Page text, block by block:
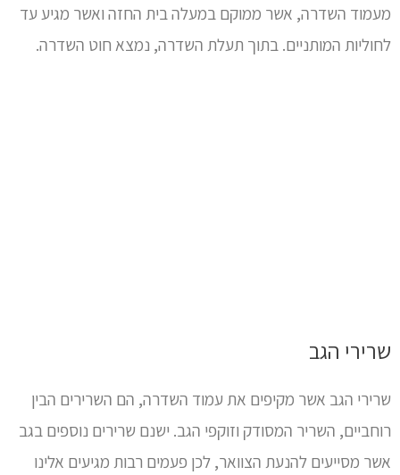
מעמוד השדרה, אשר ממוקם במעלה בית החזה ואשר מגיע עד
לחוליות המותניים. בתוך תעלת השדרה, נמצא חוט השדרה.
שרירי הגב
שרירי הגב אשר מקיפים את עמוד השדרה, הם השרירים הבין
רוחביים, השריר המסודק וזוקפי הגב. ישנם שרירים נוספים בגב
אשר מסייעים להנעת הצוואר, לכן פעמים רבות מגיעים אלינו